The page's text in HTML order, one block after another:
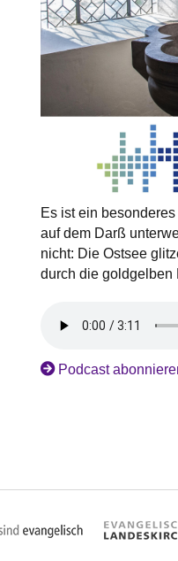
Es ist ein
auf dem Darß
nicht: Die Ostsee
durch die goldgelben
Podcast